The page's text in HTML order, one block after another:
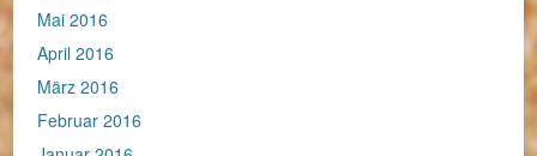
Mai 2016
April 2016
März 2016
Februar 2016